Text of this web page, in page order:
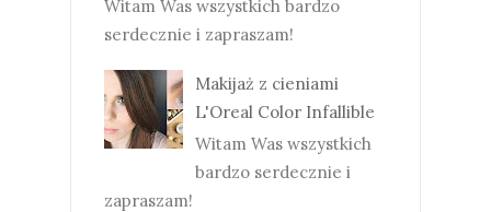
Witam Was wszystkich bardzo
serdecznie i zapraszam!
Makijaż z cieniami
L'Oreal Color Infallible
Witam Was wszystkich
bardzo serdecznie i
zapraszam!